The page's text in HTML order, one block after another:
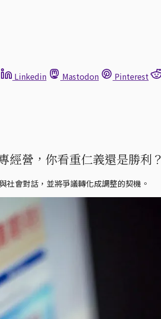
Linkedin Mastodon
Pinterest
營，你看重仁義還是勝利
社會對話，並將爭議轉化成調整的契機。